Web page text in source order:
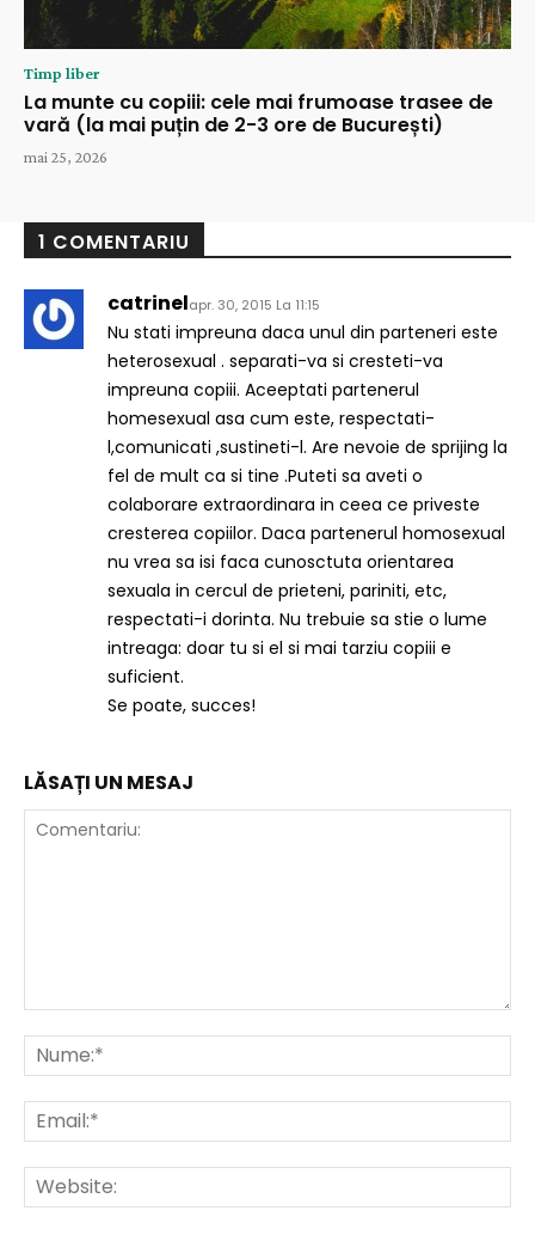
Timp liber
La munte cu copiii: cele mai frumoase trasee de
vară (la mai puțin de 2-3 ore de București)
mai 25, 2026
1 COMENTARIU
catrinelapr. 30, 2015 La 11:15
Nu stati impreuna daca unul din parteneri este
heterosexual . separati-va si cresteti-va
impreuna copiii. Aceeptati partenerul
homesexual asa cum este, respectati-
l,comunicati ,sustineti-l. Are nevoie de sprijing la
fel de mult ca si tine .Puteti sa aveti o
colaborare extraordinara in ceea ce priveste
cresterea copiilor. Daca partenerul homosexual
nu vrea sa isi faca cunosctuta orientarea
sexuala in cercul de prieteni, pariniti, etc,
respectati-i dorinta. Nu trebuie sa stie o lume
intreaga: doar tu si el si mai tarziu copiii e
suficient.
Se poate, succes!
LĂSAȚI UN MESAJ